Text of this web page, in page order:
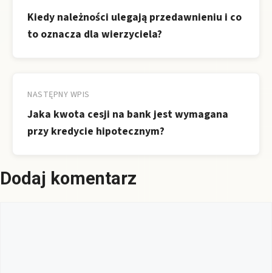
Kiedy należności ulegają przedawnieniu i co
to oznacza dla wierzyciela?
NASTĘPNY WPIS
Jaka kwota cesji na bank jest wymagana
przy kredycie hipotecznym?
Dodaj komentarz